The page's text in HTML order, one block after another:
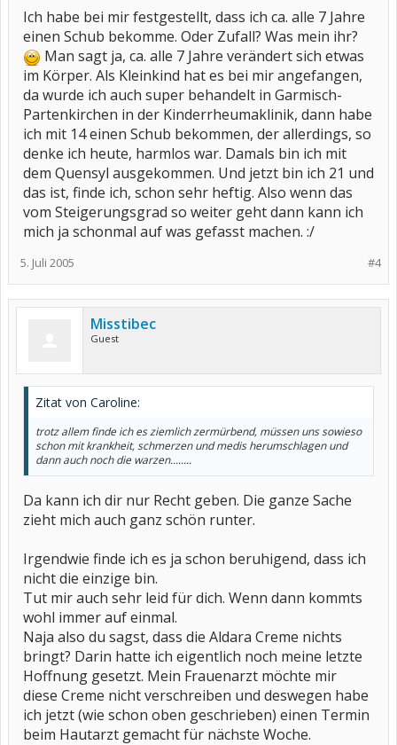
Ich habe bei mir festgestellt, dass ich ca. alle 7 Jahre
einen Schub bekomme. Oder Zufall? Was mein ihr?
Man sagt ja, ca. alle 7 Jahre verändert sich etwas
im Körper. Als Kleinkind hat es bei mir angefangen,
da wurde ich auch super behandelt in Garmisch-
Partenkirchen in der Kinderrheumaklinik, dann habe
ich mit 14 einen Schub bekommen, der allerdings, so
denke ich heute, harmlos war. Damals bin ich mit
dem Quensyl ausgekommen. Und jetzt bin ich 21 und
das ist, finde ich, schon sehr heftig. Also wenn das
vom Steigerungsgrad so weiter geht dann kann ich
mich ja schonmal auf was gefasst machen. :/
#4
5. Juli 2005
Misstibec
Guest
Zitat von Caroline:
trotz allem finde ich es ziemlich zermürbend, müssen uns sowieso
schon mit krankheit, schmerzen und medis herumschlagen und
dann auch noch die warzen........
Da kann ich dir nur Recht geben. Die ganze Sache
zieht mich auch ganz schön runter.
Irgendwie finde ich es ja schon beruhigend, dass ich
nicht die einzige bin.
Tut mir auch sehr leid für dich. Wenn dann kommts
wohl immer auf einmal.
Naja also du sagst, dass die Aldara Creme nichts
bringt? Darin hatte ich eigentlich noch meine letzte
Hoffnung gesetzt. Mein Frauenarzt möchte mir
diese Creme nicht verschreiben und deswegen habe
ich jetzt (wie schon oben geschrieben) einen Termin
beim Hautarzt gemacht für nächste Woche.